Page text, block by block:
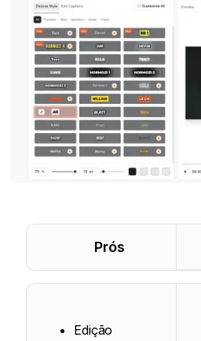
Prós
Edição